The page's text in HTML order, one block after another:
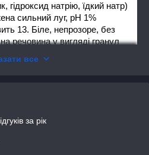
гідроксид натрію, їдкий натр)
сильний луг, рН 1%
13. Біле, непрозоре, без
речовина у вигляді гранул
Розгортається в метиловому
соди
поверхнево-активних
миючих засобів, у тому
все
за рік